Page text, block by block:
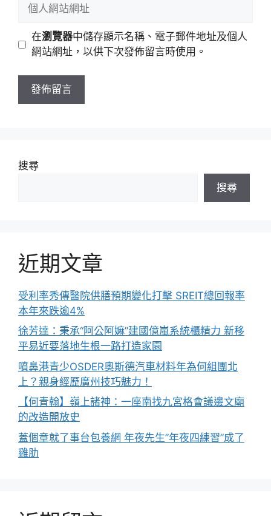
址
站
址
在瀏覽器中儲存顯示名稱、電子郵件地址及個人
網站網址，以供下次發佈留言時使用。
搜尋
搜尋
近期文章
受利率秀傳醫院供膳預期變化打擊 SREIT總回報率
本年來跌逾4%
徐芳達：秉承“阿公阿嫲”建國億嵐系統櫃精力 新移
平易近要落地生根一路打造家園
噴鼻港青少OSDER奧斯德汽車材料年為何組團北
上？親身經歷廣州技巧魅力！
【何青翰】嶺上諸神：一座南找九宮格會議邊文廟
的改造開放史
蓋個章就了事台包養網 年夜先生”年夜四練習”成了
雞肋